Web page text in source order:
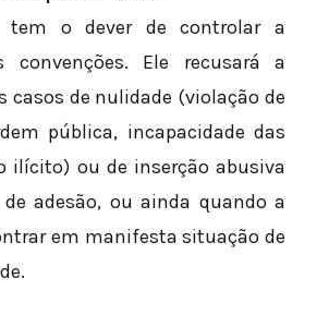
tem o dever de controlar a
convenções. Ele recusará a
casos de nulidade (violação de
pública, incapacidade das
ilícito) ou de inserção abusiva
adesão, ou ainda quando a
em manifesta situação de